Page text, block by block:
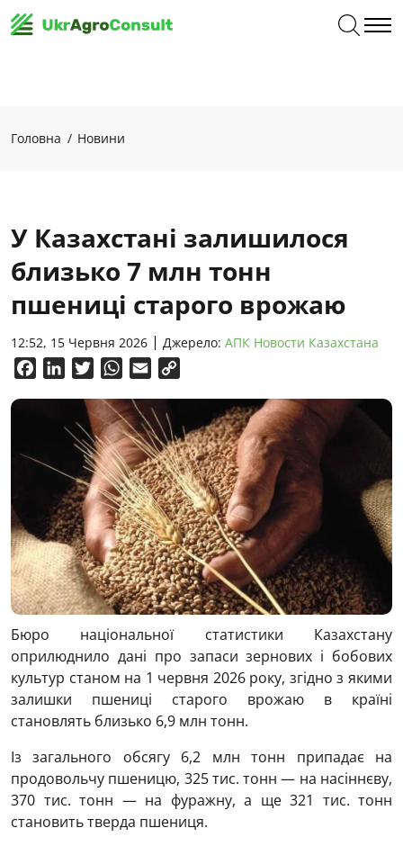
Головна Новини
У Казахстані залишилося
близько 7 млн тонн
пшениці старого врожаю
12:52, 15 Червня 2026 Джерело: АПК Новости Казахстана
FacebookLinkedInTwitterWhatsApp
Email
Бюро національної статистики Казахстану
оприлюднило дані про запаси зернових і бобових
культур станом на 1 червня 2026 року, згідно з якими
залишки пшениці старого врожаю в країні
становлять близько 6,9 млн тонн.
Із загального обсягу 6,2 млн тонн припадає на
продовольчу пшеницю, 325 тис. тонн — на насіннєву,
370 тис. тонн — на фуражну, а ще 321 тис. тонн
становить тверда пшениця.